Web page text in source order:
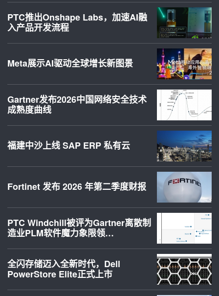
PTC推出Onshape Labs，加速AI融
入产品开发流程
Meta展示AI驱动全球增长新图景
Gartner发布2026中国网络安全技术
成熟度曲线
福建中沙上线 SAP ERP 私有云
Fortinet 发布 2026 年第二季度财报
PTC Windchill被评为Gartner离散制
造业PLM软件魔力象限领…
全闪存储迈入全新时代，Dell
PowerStore Elite正式上市